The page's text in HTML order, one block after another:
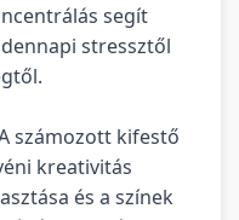
segít
stressztől
számozott kifestő
kreativitás
és a színek